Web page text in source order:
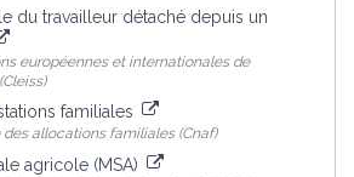
du travailleur détaché depuis un
européennes et internationales de
familiales
allocations familiales (Cnaf)
agricole (MSA)